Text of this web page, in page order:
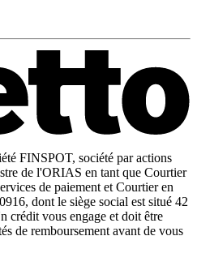
FINSPOT, société par actions
de l'ORIAS en tant que Courtier
de paiement et Courtier en
dont le siège social est situé 42
crédit vous engage et doit être
de remboursement avant de vous